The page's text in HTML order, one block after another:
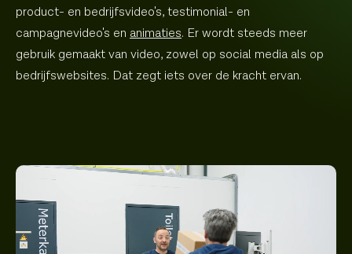
product- en bedrijfsvideo's, testimonial- en
campagnevideo's en animaties. Er wordt steeds meer
gebruik gemaakt van video, zowel op social media als op
bedrijfswebsites. Dat zegt iets over de kracht ervan.